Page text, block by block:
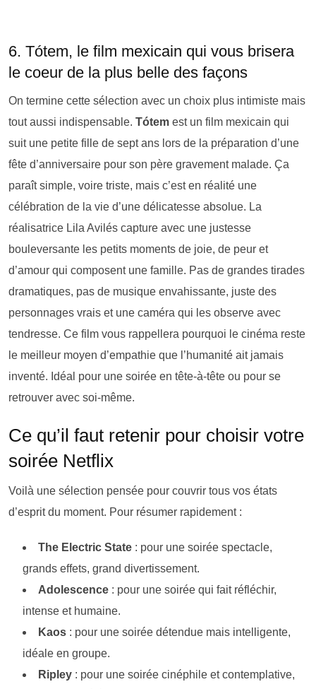
6. Tótem, le film mexicain qui vous brisera
le coeur de la plus belle des façons
On termine cette sélection avec un choix plus intimiste mais
tout aussi indispensable. Tótem est un film mexicain qui
suit une petite fille de sept ans lors de la préparation d’une
fête d’anniversaire pour son père gravement malade. Ça
paraît simple, voire triste, mais c’est en réalité une
célébration de la vie d’une délicatesse absolue. La
réalisatrice Lila Avilés capture avec une justesse
bouleversante les petits moments de joie, de peur et
d’amour qui composent une famille. Pas de grandes tirades
dramatiques, pas de musique envahissante, juste des
personnages vrais et une caméra qui les observe avec
tendresse. Ce film vous rappellera pourquoi le cinéma reste
le meilleur moyen d’empathie que l’humanité ait jamais
inventé. Idéal pour une soirée en tête-à-tête ou pour se
retrouver avec soi-même.
Ce qu’il faut retenir pour choisir votre
soirée Netflix
Voilà une sélection pensée pour couvrir tous vos états
d’esprit du moment. Pour résumer rapidement :
The Electric State : pour une soirée spectacle,
grands effets, grand divertissement.
Adolescence : pour une soirée qui fait réfléchir,
intense et humaine.
Kaos : pour une soirée détendue mais intelligente,
idéale en groupe.
Ripley : pour une soirée cinéphile et contemplative,